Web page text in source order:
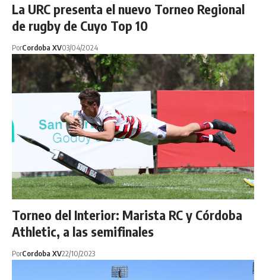
La URC presenta el nuevo Torneo Regional
de rugby de Cuyo Top 10
PorCordoba XV03/04/2024
Torneo del Interior: Marista RC y Córdoba
Athletic, a las semifinales
PorCordoba XV22/10/2023